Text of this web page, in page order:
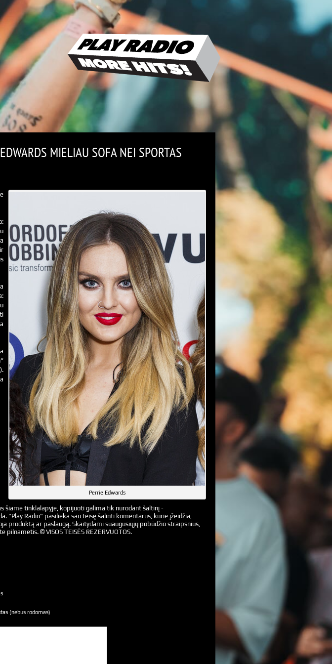
MIELIAU SOFA NEI SPORTAS
Perrie Edwards
šiame tinklalapyje, kopijuoti galima tik nurodant šaltinį -
"Play Radio" pasilieka sau teisę šalinti komentarus, kurie įžeidžia,
produktą ar paslaugą. Skaitydami suaugusiųjų pobūdžio straipsnius,
© VISOS TEISĖS REZERVUOTOS.
(nebus rodomas)